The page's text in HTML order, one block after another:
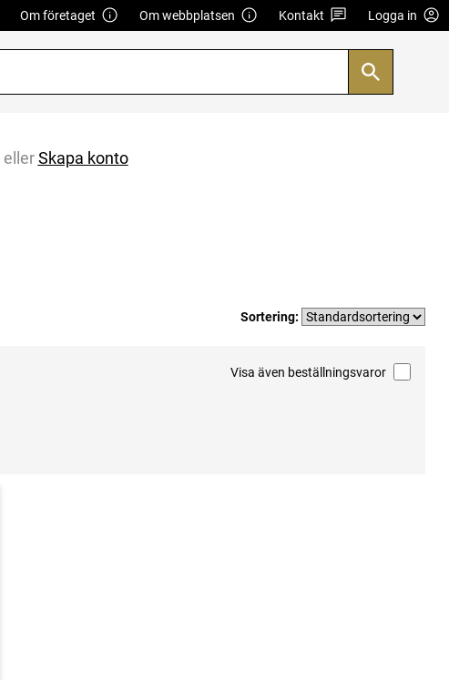
Om företaget Om webbplatsen Kontakt Logga in
ellerSkapa konto
Sortering:
Visa även beställningsvaror